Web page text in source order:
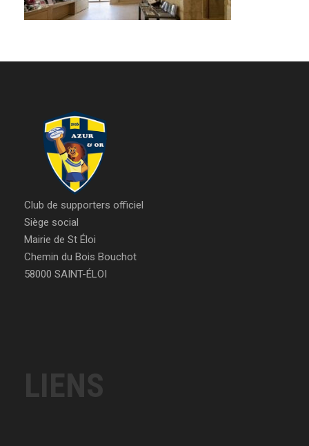
Club de supporters officiel
Siège social
Mairie de St Éloi
Chemin du Bois Bouchot
58000 SAINT-ÉLOI
LIENS